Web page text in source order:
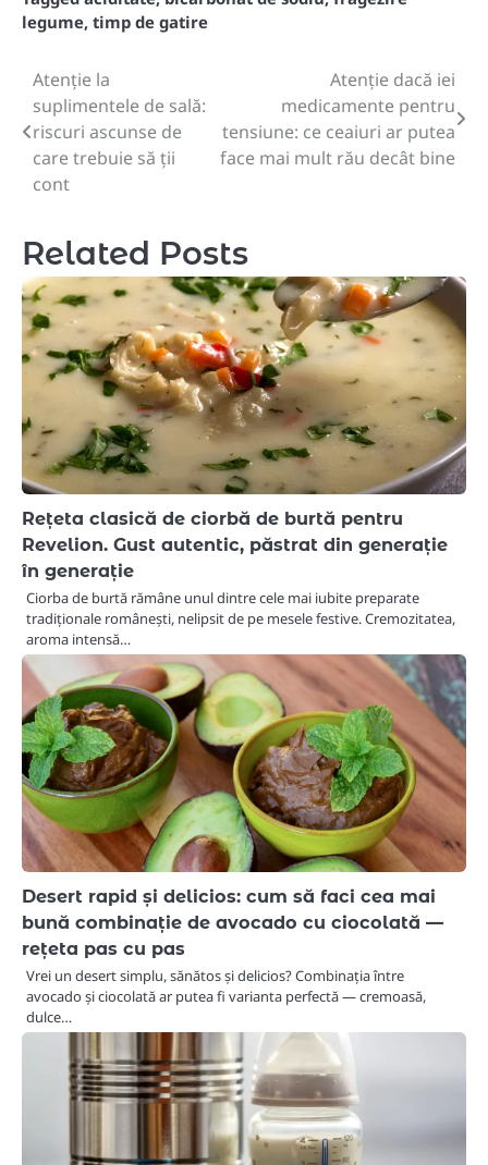
legume, timp de gatire
Post
navigation
Atenție la
suplimentele de sală:
riscuri ascunse de
care trebuie să ții
cont
Atenție dacă iei
medicamente pentru
tensiune: ce ceaiuri ar putea
face mai mult rău decât bine
Related Posts
Rețeta clasică de ciorbă de burtă pentru
Revelion. Gust autentic, păstrat din generație
în generație
Ciorba de burtă rămâne unul dintre cele mai iubite preparate
tradiționale românești, nelipsit de pe mesele festive. Cremozitatea,
aroma intensă…
Desert rapid și delicios: cum să faci cea mai
bună combinație de avocado cu ciocolată —
rețeta pas cu pas
Vrei un desert simplu, sănătos și delicios? Combinația între
avocado și ciocolată ar putea fi varianta perfectă — cremoasă,
dulce…